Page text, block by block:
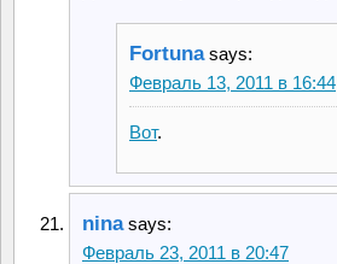
Fortuna says:
Февраль 13, 2011 в 16:44
Вот.
nina says:
Февраль 23, 2011 в 20:47